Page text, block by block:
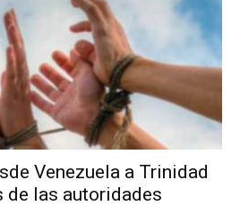
Venezuela a Trinidad
de las autoridades